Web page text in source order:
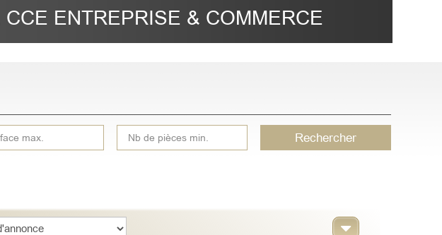
ENTREPRISE & COMMERCE
Rechercher